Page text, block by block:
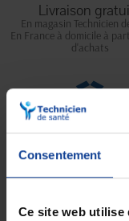
Consentement
Ce site web utilise
Livraison
En magasin Technicien
En France à domicile à
d'achats
Expédition
soignée et
Description